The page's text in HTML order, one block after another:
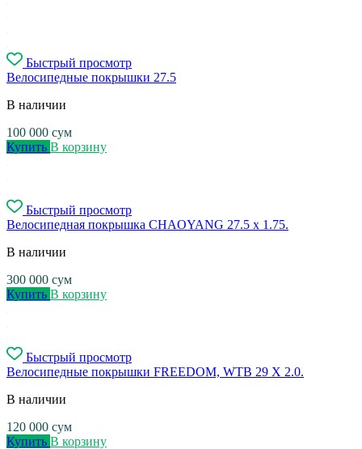
Быстрый просмотр
Велосипедные покрышки 27.5
В наличии
100 000 сум
Купить В корзину
Быстрый просмотр
Велосипедная покрышка CHAOYANG 27.5 x 1.75.
В наличии
300 000 сум
Купить В корзину
Быстрый просмотр
Велосипедные покрышки FREEDOM, WTB 29 X 2.0.
В наличии
120 000 сум
Купить В корзину